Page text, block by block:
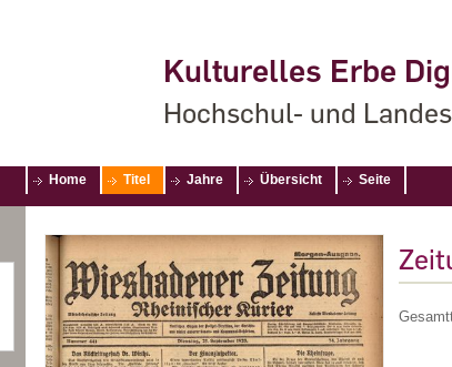
Kulturelles Erbe
Hochschul- und
Home Titel Jahre Übersicht Seite